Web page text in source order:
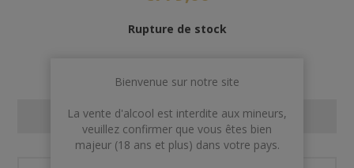
Rupture de stock
CONTACT US
Bienvenue sur notre site
La vente d'alcool est interdite aux mineurs,
veuillez confirmer que vous êtes bien
majeur (18 ans et plus) dans votre pays.